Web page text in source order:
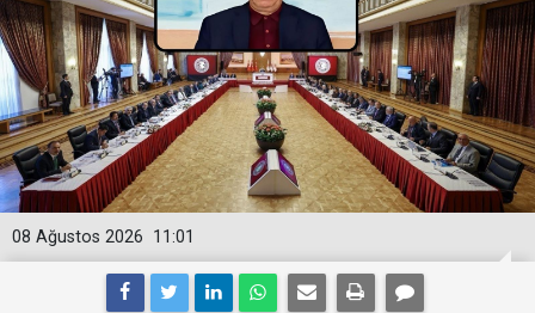
11:01
08 Ağustos 2026